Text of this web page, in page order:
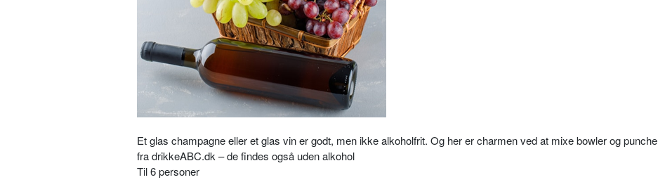
Et glas champagne eller et glas vin er godt, men ikke alkoholfrit. Og her er charmen ved at mixe bowler og punche
fra drikkeABC.dk – de findes også uden alkohol
Til 6 personer